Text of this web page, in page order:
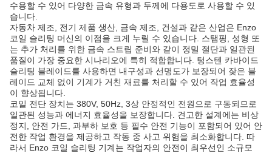
수용할 수 있어 다양한 금속 유형과 두께에 다용도로 사용할 수 있
습니다.
자동차 제조, 전기 제품 생산, 금속 제조, 건설과 같은 산업은 Enzo
코일 슬리팅 머신의 이점을 크게 누릴 수 있습니다. 스탬핑, 성형 또
는 추가 처리를 위한 금속 스트립 준비와 같이 정밀 절단과 일관된
품질이 가장 중요한 시나리오에 특히 적합합니다. 텅스텐 카바이드
슬리팅 블레이드를 사용하면 내구성과 선명도가 보장되어 잦은 블
레이드 교체 없이 기계가 거친 재료를 처리할 수 있어 작업 효율성
이 향상됩니다.
코일 전단 장치는 380V, 50Hz, 3상 안정적인 전원으로 구동되므로
일관된 성능과 에너지 효율성을 보장합니다. 견고한 설계에는 비상
정지, 안전 가드, 과부하 보호 등 필수 안전 기능이 포함되어 있어 안
전한 작업 환경을 제공하고 작동 중 사고 위험을 최소화합니다. 따
라서 Enzo 코일 슬리팅 기계는 작업자의 안전이 최우선인 소규모